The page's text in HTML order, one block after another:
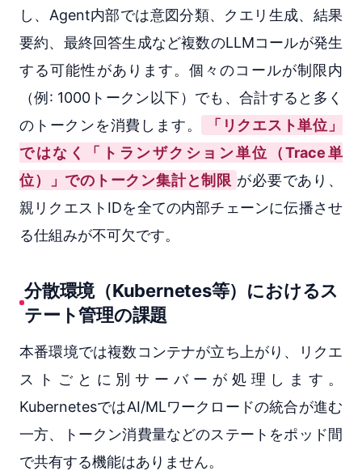
し、Agent内部では意図分類、クエリ生成、結果
要約、最終回答生成など複数のLLMコールが発生
する可能性があります。個々のコールが制限内
（例: 1000トークン以下）でも、合計すると多く
のトークンを消費します。
「リクエスト単位」
ではなく「トランザクション単位（Trace単
位）」でのトークン集計と制限 が必要であり、
親リクエストIDを全ての内部チェーンに伝播させ
る仕組みが不可欠です。
分散環境（Kubernetes等）におけるス
テート管理の課題
本番環境では複数コンテナが立ち上がり、リクエ
ストごとに別サーバーが処理します。
KubernetesではAI/MLワークロードの統合が進む
一方、トークン消費量などのステートをポッド間
で共有する機能はありません。